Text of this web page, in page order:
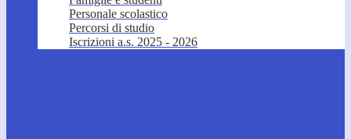
Personale scolastico
Percorsi di studio
Iscrizioni a.s. 2025 - 2026